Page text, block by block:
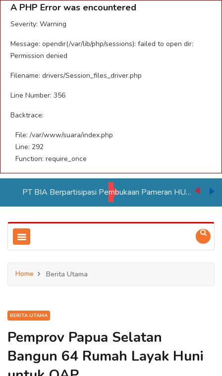
A PHP Error was encountered
Severity: Warning
Message: opendir(/var/lib/php/sessions): failed to open dir:
Permission denied
Filename: drivers/Session_files_driver.php
Line Number: 356
Backtrace:
File: /var/www/suara/index.php
Line: 292
Function: require_once
PT BIA Berpartisipasi Pembukaan Pameran HUT RI ke 81 di Distrik Ulilin
Home Berita Utama
BERITA UTAMA
Pemprov Papua Selatan
Bangun 64 Rumah Layak Huni